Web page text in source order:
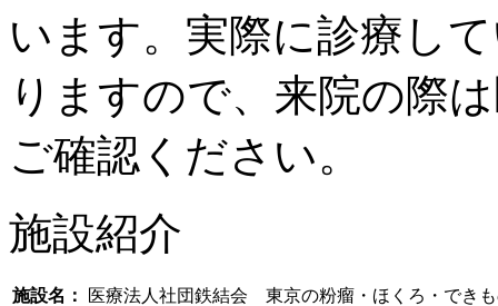
います。実際に診療し
りますので、来院の際
ご確認ください。
施設紹介
施設名：
医療法人社団鉄結会 東京の粉瘤・ほくろ・でき